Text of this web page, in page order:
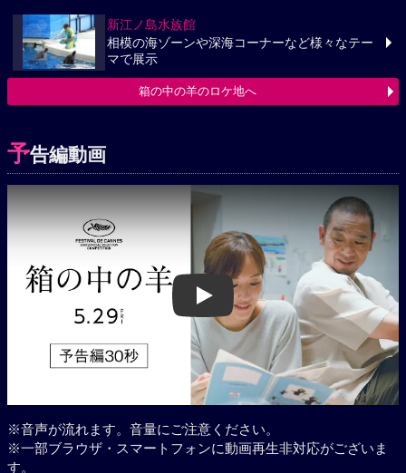
新江ノ島水族館
相模の海ゾーンや深海コーナーなど様々なテー
マで展示
箱の中の羊のロケ地へ
予告編動画
Play
※音声が流れます。音量にご注意ください。
※一部ブラウザ・スマートフォンに動画再生非対応がございま
す。